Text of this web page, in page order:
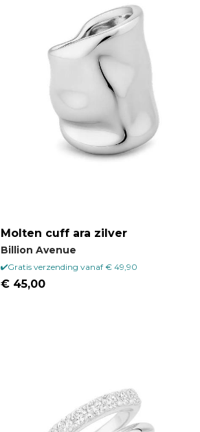
Molten cuff ara zilver
Billion Avenue
Gratis verzending vanaf € 49,90
€ 45,00